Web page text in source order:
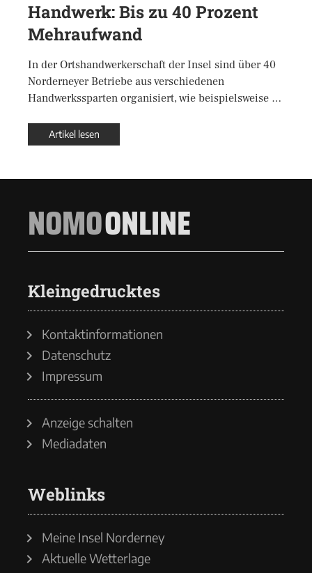
Handwerk: Bis zu 40 Prozent
Mehraufwand
In der Ortshandwerkerschaft der Insel sind über 40
Norderneyer Betriebe aus verschiedenen
Handwerkssparten organisiert, wie beispielsweise …
Artikel lesen
NOMOONLINE
Kleingedrucktes
Kontaktinformationen
Datenschutz
Impressum
Anzeige schalten
Mediadaten
Weblinks
Meine Insel Norderney
Aktuelle Wetterlage